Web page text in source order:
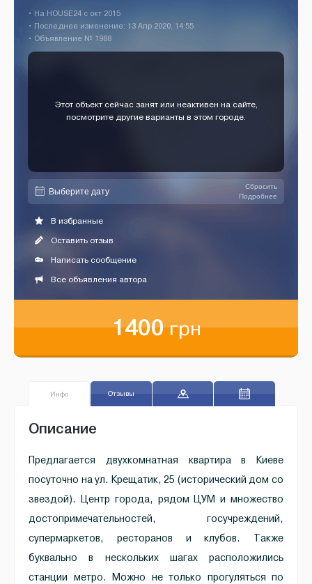
• На HOUSE24 c окт 2015
• Последнее изменение: 13 Апр 2020, 14:55
• Объявление № 1988
Этот объект сейчас занят или неактивен на сайте,
посмотрите другие варианты в этом городе.
Сбросить
Подробнее
В избранные
Оставить отзыв
Написать сообщение
Все объявления автора
1400грн
Инфо Отзывы
Описание
Предлагается двухкомнатная квартира в Киеве
посуточно на ул. Крещатик, 25 (исторический дом со
звездой). Центр города, рядом ЦУМ и множество
достопримечательностей, госучреждений,
супермаркетов, ресторанов и клубов. Также
буквально в нескольких шагах расположились
станции метро. Можно не только прогуляться по